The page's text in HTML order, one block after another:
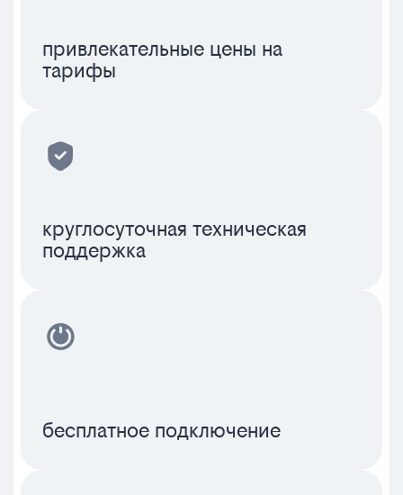
привлекательные цены на
тарифы
круглосуточная техническая
поддержка
бесплатное подключение